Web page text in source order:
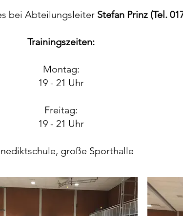
bei Abteilungsleiter Stefan Prinz (Tel.
Trainingszeiten:
Montag:
19 - 21 Uhr
Freitag:
19 - 21 Uhr
große Sporthalle